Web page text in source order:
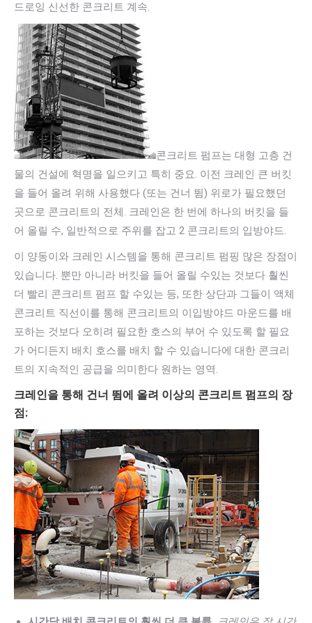
드로잉 신선한 콘크리트 계속.
콘크리트 펌프는 대형 고층 건
물의 건설에 혁명을 일으키고 특히 중요. 이전 크레인 큰 버킷
을 들어 올려 위해 사용했다 (또는 건너 뜀) 위로가 필요했던
곳으로 콘크리트의 전체. 크레인은 한 번에 하나의 버킷을 들
어 올릴 수, 일반적으로 주위를 잡고 2 콘크리트의 입방야드.
이 양동이와 크레인 시스템을 통해 콘크리트 펌핑 많은 장점이
있습니다. 뿐만 아니라 버킷을 들어 올릴 수있는 것보다 훨씬
더 빨리 콘크리트 펌프 할 수있는 등, 또한 상단과 그들이 액체
콘크리트 직선이를 통해 콘크리트의 이입방야드 마운드를 배
포하는 것보다 오히려 필요한 호스의 부어 수 있도록 할 필요
가 어디든지 배치 호스를 배치 할 수 있습니다에 대한 콘크리
트의 지속적인 공급을 의미한다 원하는 영역.
크레인을 통해 건너 뜀에 올려 이상의 콘크리트 펌프의 장
점: